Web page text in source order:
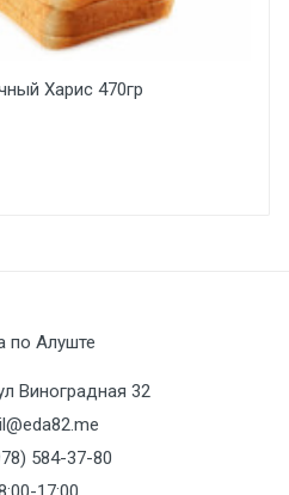
Харис 470гр
по Алуште
Виноградная 32
584-37-80